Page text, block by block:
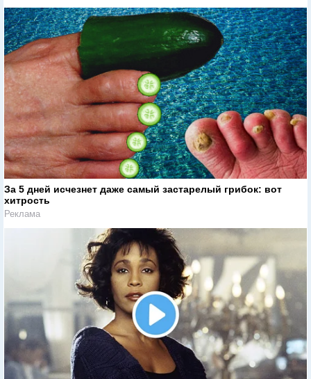
За 5 дней исчезнет даже самый застарелый грибок: вот
хитрость
Реклама